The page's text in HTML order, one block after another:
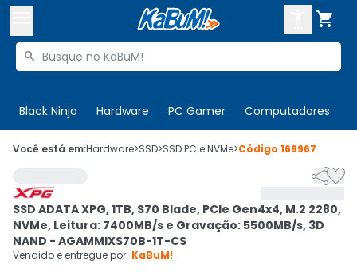

Buscar produtos

Black Ninja Hardware PC Gamer Computadores
 Olá. Acesse sua conta
 Departamentos
Cupons
Mais Vendidos
CADASTRE-SE
Você está em:Hardware>SSD>SSD PCIe NVMe>Código 169967

SSD ADATA XPG, 1TB, S70 Blade, PCIe Gen4x4, M.2 2280,
NVMe, Leitura: 7400MB/s e Gravação: 5500MB/s, 3D
NAND - AGAMMIXS70B-1T-CS
Vendido e entregue por: KaBuM!